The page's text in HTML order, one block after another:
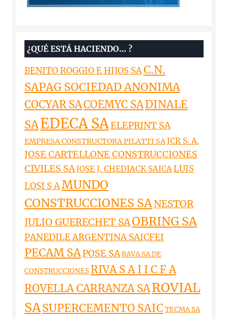
¿QUÉ ESTÁ HACIENDO… ?
BENITO ROGGIO E HIJOS SAC.N.
SAPAG SOCIEDAD ANONIMA
COCYAR SACOEMYC SADINALE
SAEDECA SAELEPRINT SA
EMPRESA CONSTRUCTORA PILATTI SAJCR S. A.
JOSE CARTELLONE CONSTRUCCIONES
CIVILES SAJOSE J. CHEDIACK SAICALUIS
LOSI S AMUNDO
CONSTRUCCIONES SANESTOR
JULIO GUERECHET SAOBRING SA
PANEDILE ARGENTINA SAICFEI
PECAM SAPOSE SARAVA SA DE
CONSTRUCCIONES RIVA S A I I C F A
ROVELLA CARRANZA SAROVIAL
SASUPERCEMENTO SAIC TECMA SA